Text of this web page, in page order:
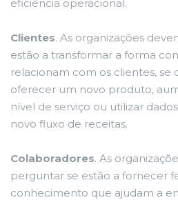
eficiência operacional.
Clientes. As organizações
estão a transformar a forma
relacionam com os clientes, se
oferecer um novo produto,
nível de serviço ou utilizar
novo fluxo de receitas.
Colaboradores. As
perguntar se estão a fornecer
conhecimento que ajudam a